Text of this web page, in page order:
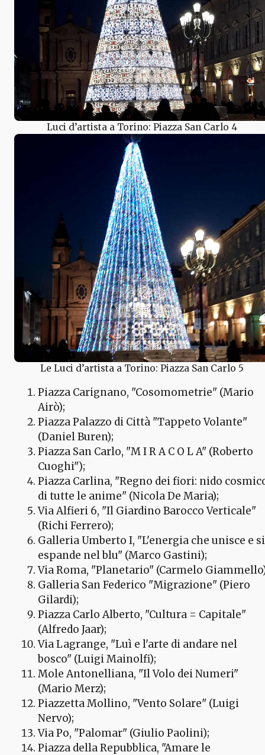
Luci d’artista a Torino: Piazza San Carlo 4
Le Luci d’artista a Torino: Piazza San Carlo 5
Piazza Carignano, "Cosomometrie" (Mario
Airò);
Piazza Palazzo di Città "Tappeto Volante"
(Daniel Buren);
Piazza San Carlo, "M I R A C O L A" (Roberto
Cuoghi");
Piazza Carlina, "Regno dei fiori: nido
di tutte le anime" (Nicola De Maria);
Via Alfieri 6, "Il Giardino Barocco Verticale"
(Richi Ferrero);
Galleria Umberto I, "L'energia che unisce e si
espande nel blu" (Marco Gastini);
Via Roma, "Planetario" (Carmelo
Galleria San Federico "Migrazione" (Piero
Gilardi);
Piazza Carlo Alberto, "Cultura = Capitale"
(Alfredo Jaar);
Via Lagrange, "Luì e l'arte di andare nel
bosco" (Luigi Mainolfi);
Mole Antonelliana, "Il Volo dei Numeri"
(Mario Merz);
Piazzetta Mollino, "Vento Solare" (Luigi
Nervo);
Via Po, "Palomar" (Giulio Paolini);
Piazza della Repubblica, "Amare le